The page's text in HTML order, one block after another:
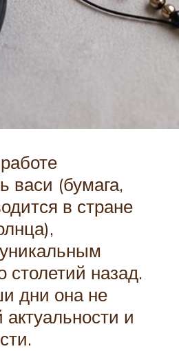
васи (бумага,
в стране
столетий назад.
дни она не
и